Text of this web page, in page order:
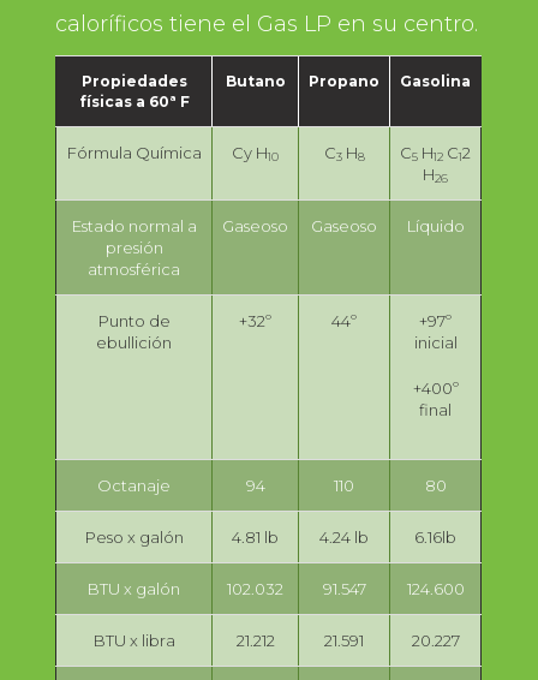
caloríficos tiene el Gas LP en su centro.
Propiedades
físicas a 60ª F
Butano Propano Gasolina
Fórmula Química Cy H10 C3H8 C5 H12 C12
H26
Estado normal a
presión
atmosférica
Gaseoso Gaseoso Líquido
Punto de
ebullición
+32º 44º
+97º
inicial
+400º
final
Octanaje 94 110 80
Peso x galón 4.81 lb 4.24 lb 6.16lb
BTU x galón 102.032 91.547 124.600
BTU x libra 21.212 21.591 20.227